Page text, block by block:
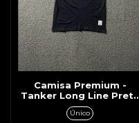
Camisa Premium -
Tanker Long Line Preta
c/ Nome Contornado
Tanker
Único